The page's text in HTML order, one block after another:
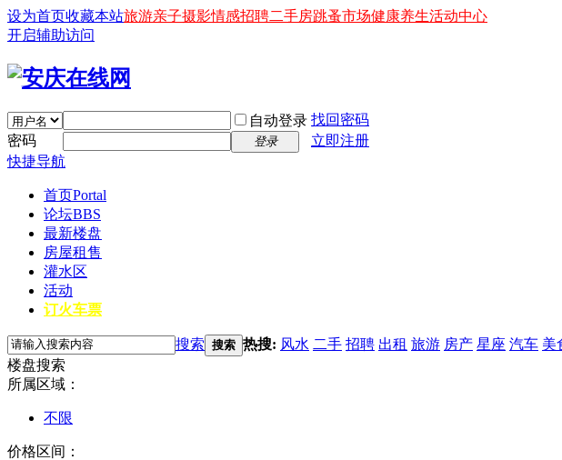
设为首页收藏本站旅游亲子摄影情感招聘二手房跳蚤市场健康养生活动中心
开启辅助访问
自动登录 找回密码
密码
登录
立即注册
快捷导航
首页Portal
论坛BBS
最新楼盘
房屋租售
灌水区
活动
订火车票
搜索 搜索 热搜: 风水 二手 招聘 出租 旅游 房产 星座 汽车 美
楼盘搜索
所属区域：
不限
价格区间：